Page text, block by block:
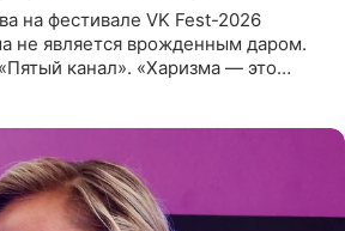
на фестивале VK Fest-2026
не является врожденным даром.
канал». «Харизма — это